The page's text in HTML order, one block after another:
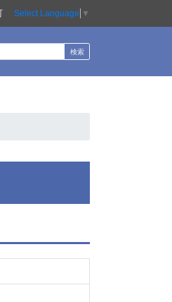
Select Language ▼